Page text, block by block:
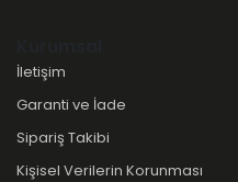
İletişim
Garanti ve İade
Sipariş Takibi
Kişisel Verilerin Korunması